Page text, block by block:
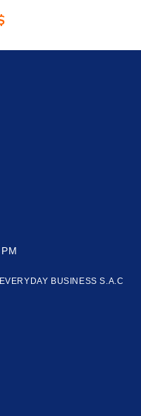
BUSINESS S.A.C